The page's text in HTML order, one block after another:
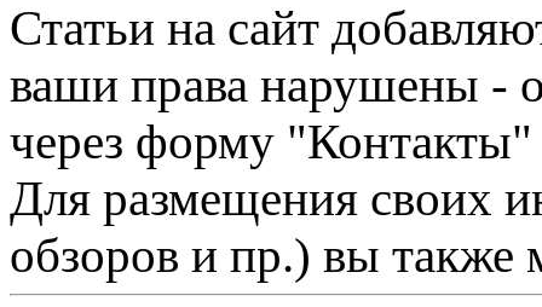
Статьи на сайт
ваши права нарушены -
через форму "Контакты"
Для размещения своих
обзоров и пр.) вы также